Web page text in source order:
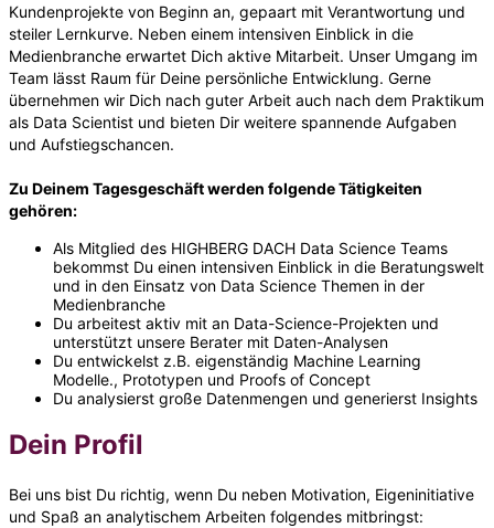
Kundenprojekte von Beginn an, gepaart mit Verantwortung und
steiler Lernkurve. Neben einem intensiven Einblick in die
Medienbranche erwartet Dich aktive Mitarbeit. Unser Umgang im
Team lässt Raum für Deine persönliche Entwicklung. Gerne
übernehmen wir Dich nach guter Arbeit auch nach dem Praktikum
als Data Scientist und bieten Dir weitere spannende Aufgaben
und Aufstiegschancen.
Zu Deinem Tagesgeschäft werden folgende Tätigkeiten
gehören:
Als Mitglied des HIGHBERG DACH Data Science Teams
bekommst Du einen intensiven Einblick in die Beratungswelt
und in den Einsatz von Data Science Themen in der
Medienbranche
Du arbeitest aktiv mit an Data-Science-Projekten und
unterstützt unsere Berater mit Daten-Analysen
Du entwickelst z.B. eigenständig Machine Learning
Modelle., Prototypen und Proofs of Concept
Du analysierst große Datenmengen und generierst Insights
Dein Profil
Bei uns bist Du richtig, wenn Du neben Motivation, Eigeninitiative
und Spaß an analytischem Arbeiten folgendes mitbringst: